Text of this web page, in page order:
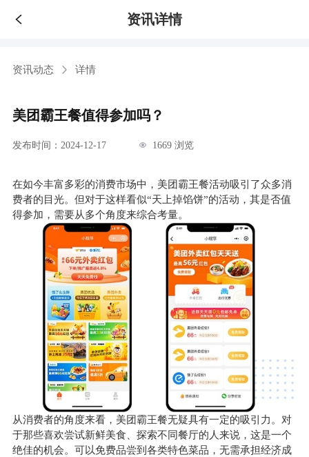
资讯详情
资讯动态 详情
美团霸王餐值得参加吗？
发布时间：2024-12-17 1669 浏览
在如今丰富多彩的消费市场中，美团霸王餐活动吸引了众多消
费者的目光。但对于这样看似“天上掉馅饼”的活动，其是否值
得参加，需要从多个角度来综合考量。
从消费者的角度来看，美团霸王餐无疑具有一定的吸引力。对
于那些喜欢尝试新鲜美食、探索不同餐厅的人来说，这是一个
绝佳的机会。可以免费品尝到各类特色菜品，无需承担经济成